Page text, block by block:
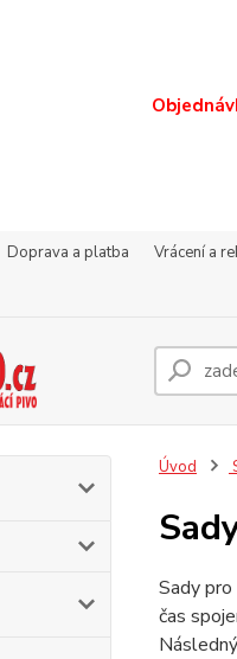
Doprava a platba
Vrácení a
Úvod
Sady
čas